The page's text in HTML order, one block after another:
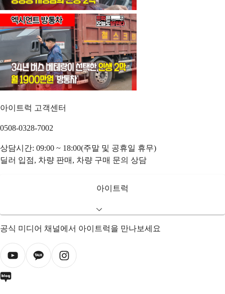
아이트럭 고객센터
0508-0328-7002
상담시간: 09:00 ~ 18:00(주말 및 공휴일 휴무)
딜러 입점, 차량 판매, 차량 구매 문의 상담
아이트럭
공식 미디어 채널에서 아이트럭을 만나보세요